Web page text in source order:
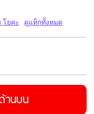
โยคะ ดูแท็กทั้งหมด
านบน